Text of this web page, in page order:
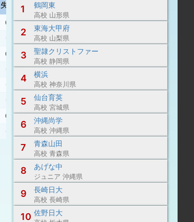
失策 打撃結果
0
0 遊ゴ
0
0
遊ゴ
0 、左安
0 投飛
0
0
1
鶴岡東
高校 山形県
2 東海大甲府
高校 山梨県
3 聖隷クリストファー
高校 静岡県
4 横浜
高校 神奈川県
5 仙台育英
高校 宮城県
6 沖縄尚学
高校 沖縄県
7 青森山田
高校 青森県
8 あげな中
ジュニア 沖縄県
9 長崎日大
高校 長崎県
10 佐野日大